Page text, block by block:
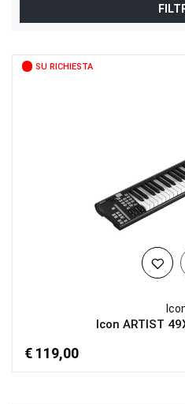
SU RICHIESTA
Icon ARTIST
€ 119,00